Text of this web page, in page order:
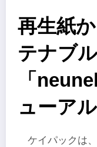
再生紙
テナブ
「
ューアル
ケイパックは